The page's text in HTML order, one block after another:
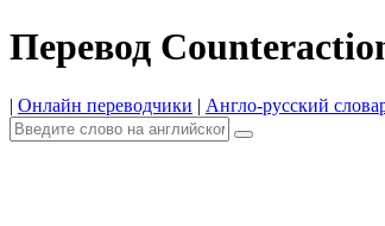
Перевод
| Онлайн переводчики | Англо-русский